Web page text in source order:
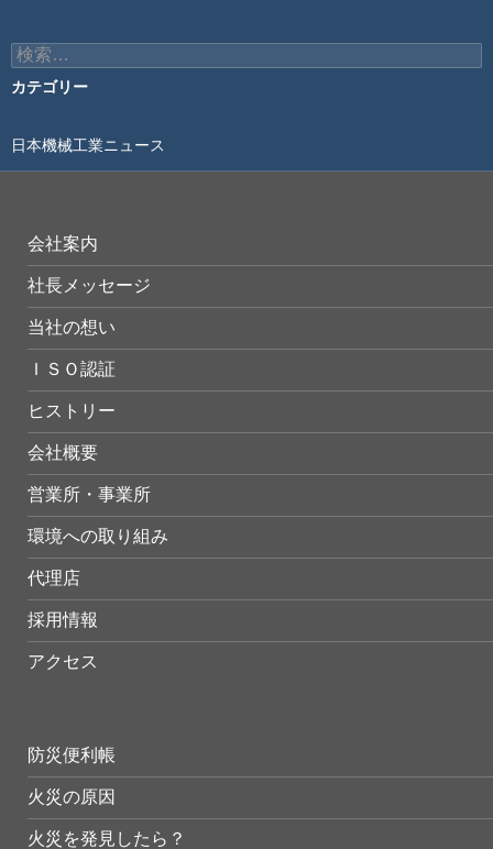
検
索:
カテゴリー
日本機械工業ニュース
会社案内
社長メッセージ
当社の想い
ＩＳＯ認証
ヒストリー
会社概要
営業所・事業所
環境への取り組み
代理店
採用情報
アクセス
防災便利帳
火災の原因
火災を発見したら？